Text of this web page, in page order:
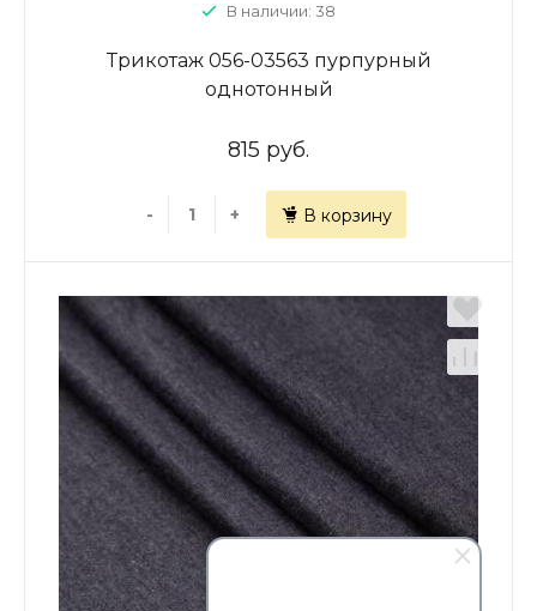
В наличии: 38
Трикотаж 056-03563 пурпурный
однотонный
815 руб.
- + В корзину